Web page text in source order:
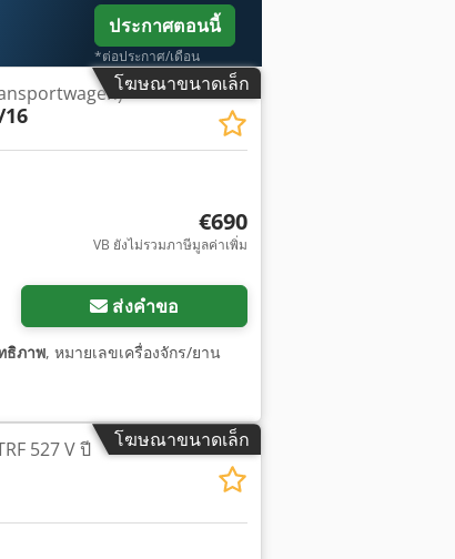
ประกาศตอนนี้
*ต่อประกาศ/เดือน
โฆษณาขนาดเล็ก
ขอรูปภาพเพิ่มเติม
16
€690
VB ยังไม่รวมภาษีมูลค่าเพิ่ม
ส่งคำขอ
ธิภาพ, หมายเลขเครื่องจักร/ยาน
โฆษณาขนาดเล็ก
527 V ปี